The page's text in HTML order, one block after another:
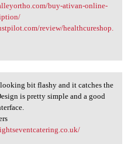
buy-ativan-online-
review/healthcureshop.
looking bit
bit flashy and it catches the
is pretty simple and a good